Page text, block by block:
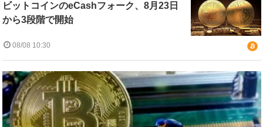
ビットコインのeCashフォーク、8月23日
から3段階で開始
08/08 10:30